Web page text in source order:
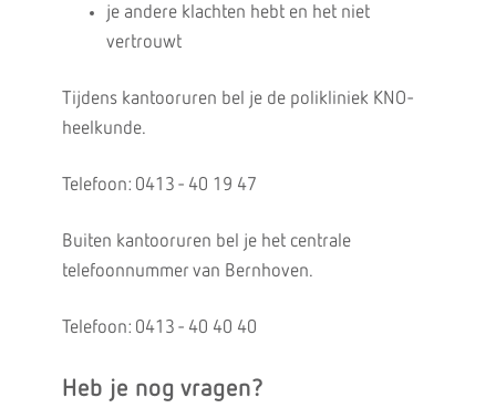
je andere klachten hebt en het niet
vertrouwt
Tijdens kantooruren bel je de polikliniek KNO-
heelkunde.
Telefoon: 0413 - 40 19 47
Buiten kantooruren bel je het centrale
telefoonnummer van Bernhoven.
Telefoon: 0413 - 40 40 40
Heb je nog vragen?